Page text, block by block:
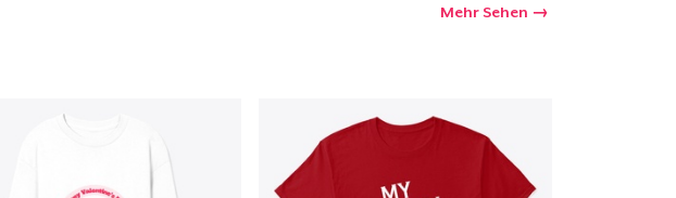
Mehr Sehen